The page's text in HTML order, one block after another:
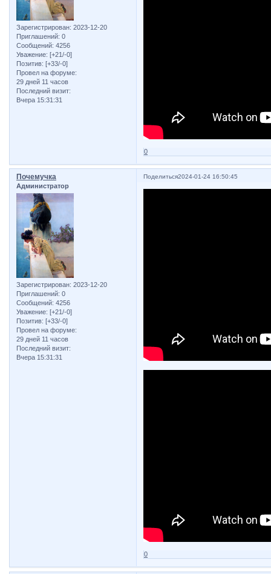
Зарегистрирован: 2023-12-20
Приглашений: 0
Сообщений: 4256
Уважение: [+21/-0]
Позитив: [+33/-0]
Провел на форуме:
29 дней 11 часов
Последний визит:
Вчера 15:31:31
0
Поделиться2024-01-24 16:50:45
Почемучка
Администратор
Зарегистрирован: 2023-12-20
Приглашений: 0
Сообщений: 4256
Уважение: [+21/-0]
Позитив: [+33/-0]
Провел на форуме:
29 дней 11 часов
Последний визит:
Вчера 15:31:31
0